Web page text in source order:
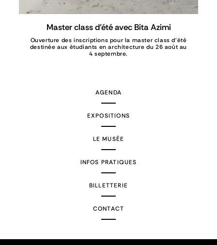
Master class d'été avec Bita Azimi
Ouverture des inscriptions pour la master class d'été
destinée aux étudiants en architecture du 26 août au
4 septembre.
AGENDA
EXPOSITIONS
LE MUSÉE
INFOS PRATIQUES
BILLETTERIE
CONTACT